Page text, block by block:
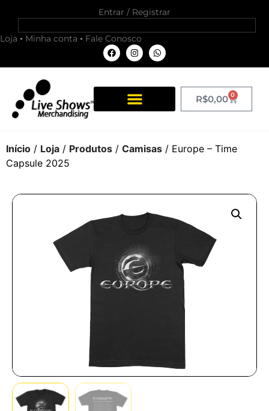
Entrar / Registrar
Loja Minha conta Fale Conosco
R$0,00 0
Início / Loja / Produtos / Camisas / Europe – Time
Capsule 2025